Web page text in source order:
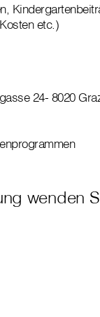
etc.)
24- 8020
wenden